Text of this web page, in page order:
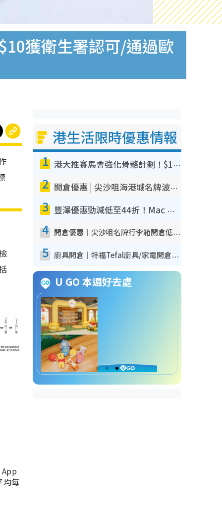
獲衛生署認可/通過歐
均每
港生活限時優惠情報
1 港大推賽馬會強化骨骼計劃！$100骨質密度X光檢查 完成免費運動訓練送超市禮券！附參加資格
2 開倉優惠 | 尖沙咀海港城名牌波鞋開倉低至1折！On鞋$899起／Joy&Peace鞋履$98起
3 豐澤優惠勁減低至44折！Mac mini/iPhone17Pro大減價！廚房家電$220起
4 開倉優惠｜尖沙咀名牌行李箱開倉低至4折！一連5日 American Tourister/ace./Hallmark $200起！
5 廚具開倉｜特福Tefal廚具/家電開倉低至3折！$220起買平底鍋/炒鑊/湯煲！電飯煲/吸塵機/燙斗$418起
U GO 本週好去處